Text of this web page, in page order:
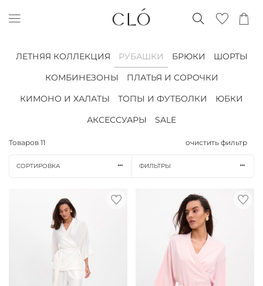
ЛЕТНЯЯ КОЛЛЕКЦИЯ РУБАШКИ БРЮКИ
ШОРТЫ
КОМБИНЕЗОНЫ
ПЛАТЬЯ И СОРОЧКИ
КИМОНО И ХАЛАТЫ
ТОПЫ И ФУТБОЛКИ
ЮБКИ
АКСЕССУАРЫ
SALE
Товаров 11 очистить фильтр
СОРТИРОВКА ФИЛЬТРЫ